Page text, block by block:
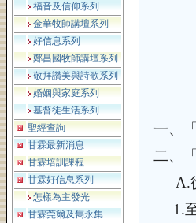
福音及信仰系列
金華牧師講壇系列
好信息系列
鄭昌國牧師講壇系列
敬拜讚美與詩歌系列
婚姻與家庭系列
基督徒生活系列
聖經查詢
甘霖最新消息
甘霖培訓課程
甘霖好信息系列
怎樣為主發光
甘霖莞爾及雋永集
一、
二、
A.
1.